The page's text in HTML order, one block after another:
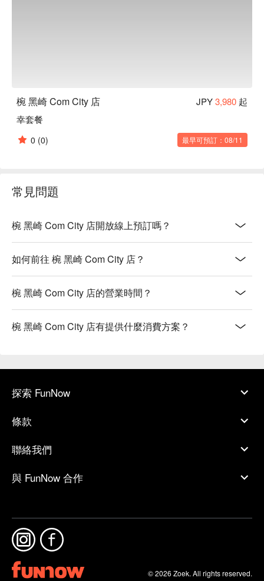
椀 黑崎 Com City 店 JPY3,980 起
幸套餐
0 (0) 最早可預訂：08/11
常見問題
椀 黑崎 Com City 店開放線上預訂嗎？
如何前往 椀 黑崎 Com City 店？
椀 黑崎 Com City 店的營業時間？
椀 黑崎 Com City 店有提供什麼消費方案？
探索 FunNow
條款
聯絡我們
與 FunNow 合作
© 2026 Zoek. All rights reserved.